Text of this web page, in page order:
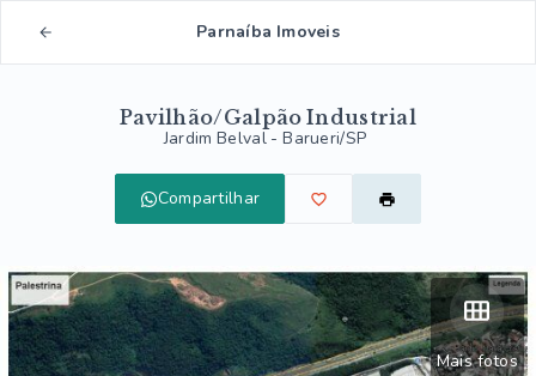
Parnaíba Imoveis
Pavilhão/Galpão Industrial
Jardim Belval - Barueri/SP
Compartilhar
Mais fotos